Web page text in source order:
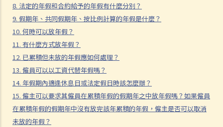
8. 法定的年假和合約給予的年假有什麼分別？
9. 假期年、共同假期年、按比例計算的年假是什麼？
10. 何時可以放年假？
11. 有什麼方式放年假？
12. 已累積但未放的年假應如何處理？
13. 僱員可以以工資代替年假嗎？
14. 年假期內適逢休息日或法定假日時該怎麼辦？
15. 僱主可以要求其僱員在累積年假的假期年之中放年假嗎？如果僱員
在累積年假的假期年中沒有放完該年累積的年假，僱主是否可以取消
未放的年假？
8. 法定的年假和合約給予的年假有什麼分別？
9. 假期年、共同假期年、按比例計算的年假是什麼？
10. 何時可以放年假？
11. 有什麼方式放年假？
12. 已累積但未放的年假應如何處理？
13. 僱員可以以工資代替年假嗎？
14. 年假期內適逢休息日或法定假日時該怎麼辦？
15. 僱主可以要求其僱員在累積年假的假期年之中放年假嗎？如果僱員
在累積年假的假期年中沒有放完該年累積的年假，僱主是否可以取消未